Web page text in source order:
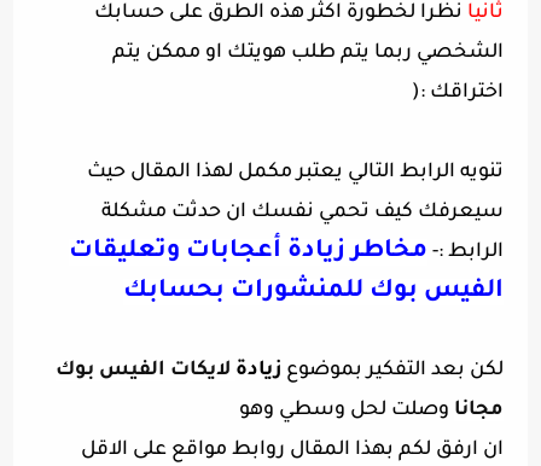
ثانيا نظرا لخطورة اكثر هذه الطرق على حسابك
الشخصي ربما يتم طلب هويتك او ممكن يتم
اختراقك :(
تنويه الرابط التالي يعتبر مكمل لهذا المقال حيث
سيعرفك كيف تحمي نفسك ان حدثت مشكلة
الرابط :- مخاطر زيادة أعجابات وتعليقات
الفيس بوك للمنشورات بحسابك
لكن بعد التفكير بموضوع زيادة
مجانا وصلت لحل وسطي وهو
ان ارفق لكم بهذا المقال روابط مواقع على الاقل